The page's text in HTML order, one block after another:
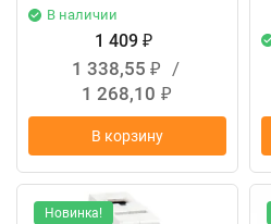
В наличии
1 409 ₽
1 338,55 ₽
/
1 268,10 ₽
В корзину
Новинка!